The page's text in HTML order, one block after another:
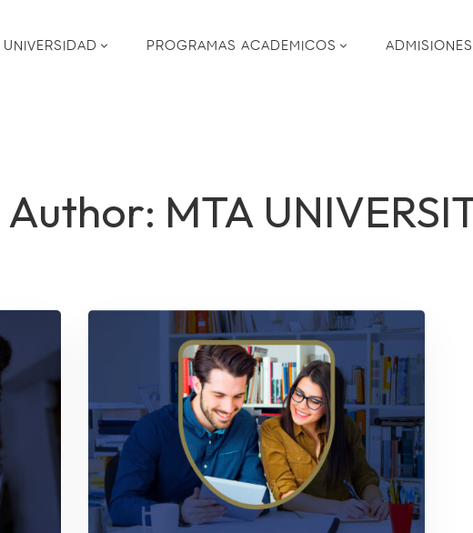
UNIVERSIDAD PROGRAMAS ACADEMICOS ADMISIONES
Author: MTA